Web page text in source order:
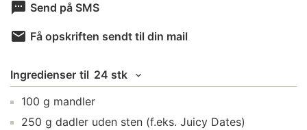
Send på SMS
Få opskriften sendt til din mail
Ingredienser til 24 stk
100 g mandler
250 g dadler uden sten (f.eks. Juicy Dates)